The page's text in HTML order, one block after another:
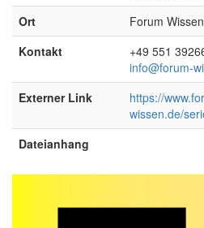
Ort
Forum
Kontakt
+49 551
info@forum-
Externer Link
https://
wissen.de/
Dateianhang